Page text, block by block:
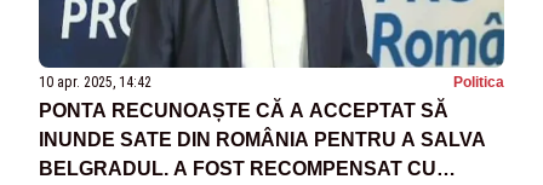
10 apr. 2025, 14:42 Politica
PONTA RECUNOAȘTE CĂ A ACCEPTAT SĂ
INUNDE SATE DIN ROMÂNIA PENTRU A SALVA
BELGRADUL. A FOST RECOMPENSAT CU